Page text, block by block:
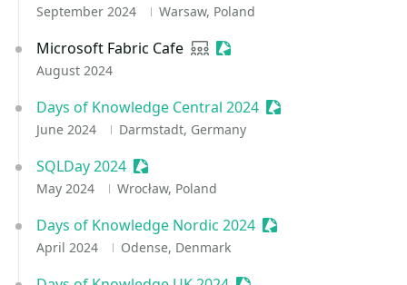
September 2024 Warsaw, Poland
Microsoft Fabric Cafe User group
Sessionize Event
August 2024
Days of Knowledge Central 2024 Sessionize Event
June 2024 Darmstadt, Germany
SQLDay 2024 Sessionize Event
May 2024 Wrocław, Poland
Days of Knowledge Nordic 2024 Sessionize Event
April 2024 Odense, Denmark